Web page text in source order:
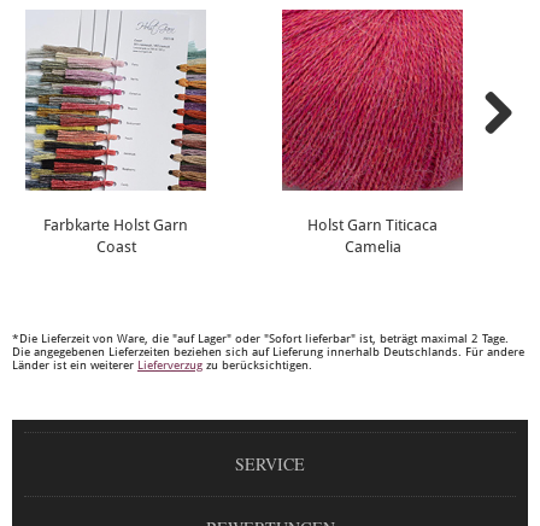
Farbkarte Holst Garn
Coast
Holst Garn Titicaca
Camelia
*Die Lieferzeit von Ware, die "auf Lager" oder "Sofort lieferbar" ist, beträgt maximal 2 Tage.
Die angegebenen Lieferzeiten beziehen sich auf Lieferung innerhalb Deutschlands. Für andere
Länder ist ein weiterer Lieferverzug zu berücksichtigen.
SERVICE